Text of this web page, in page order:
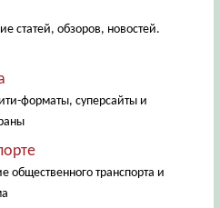
статей, обзоров, новостей.
форматы, суперсайты и
общественного транспорта и